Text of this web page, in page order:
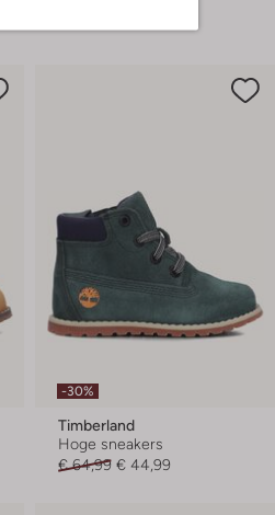
-30%
Timberland
Hoge sneakers
€ 64,99 € 44,99